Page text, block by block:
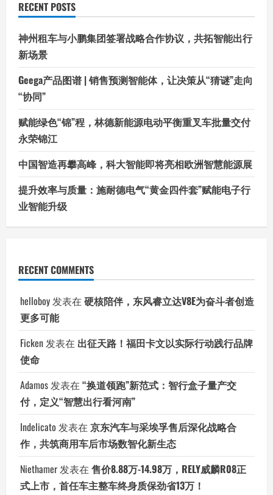
RECENT POSTS
神州租车与小鹏集团签署战略合作协议，共拓智能出行
新场景
Geega产品图谱 | 销售预测智能体，让决策从“猜谜”走向
“协同”
赋能绿色“锦”程，林德新能源电动平衡重叉车批量交付
永荣锦江
中国智造再攀高峰，科大智能即将亮相欧洲智慧能源展
提升效率与质量：施耐德电气“黄金四件套”赋能电子行
业智能升级
RECENT COMMENTS
helloboy发表在 硬核陪伴，东风睿立达V8E为奋斗者创造
更多可能
Ficken发表在 出征天路！福田卡文以实际行动践行品牌
使命
Adamos发表在 “换道领跑”新范式：智行盒子量产交
付，定义“智慧出行看河南”
Indelicato 发表在 京东汽车与采埃孚售后深化战略合
作，共筑商用车后市场数智化新生态
Niethamer发表在 售价8.88万-14.98万，RELY威麟R08正
式上市，首任车主整车终身质保劲省13万！